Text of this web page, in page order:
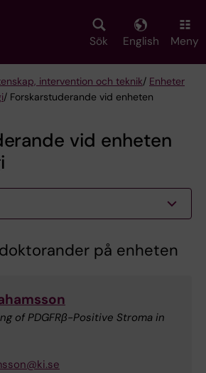
Sök English Meny
intervention och teknik/ Enheter
/ Forskarstuderande vid enheten
vid enheten
på enheten
of PDGFRβ-Positive Stroma in